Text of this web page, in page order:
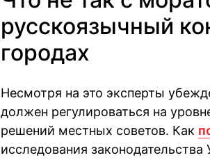
русскоязычный
городах
Несмотря на это эксперты
должен регулироваться на
решений местных советов. Как
исследования